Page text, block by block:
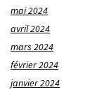
mai 2024
avril 2024
mars 2024
février 2024
janvier 2024